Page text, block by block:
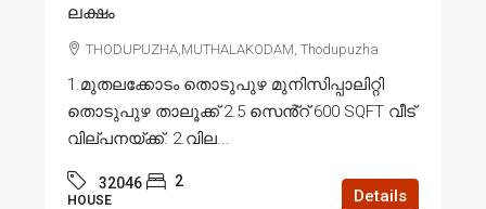
ലക്ഷം
THODUPUZHA,MUTHALAKODAM, Thodupuzha
1.മുതലക്കോടം തൊടുപുഴ മുനിസിപ്പാലിറ്റി
തൊടുപുഴ താലൂക്ക് 2.5 സെൻ്റ് 600 SQFT വീട്
വില്പനയ്ക്ക്. 2.വില...
32046 2
HOUSE Details